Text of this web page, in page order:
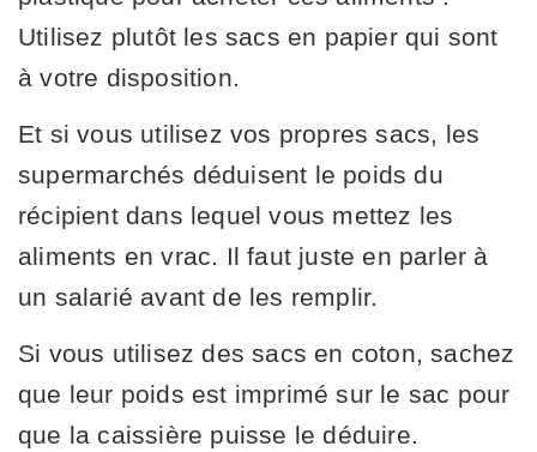
Utilisez plutôt les sacs en papier qui sont
à votre disposition.
Et si vous utilisez vos propres sacs, les
supermarchés déduisent le poids du
récipient dans lequel vous mettez les
aliments en vrac. Il faut juste en parler à
un salarié avant de les remplir.
Si vous utilisez des sacs en coton, sachez
que leur poids est imprimé sur le sac pour
que la caissière puisse le déduire.